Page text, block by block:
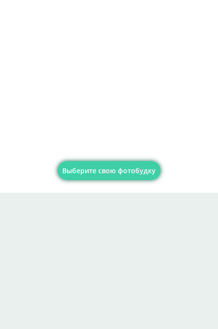
Выберите свою фотобудку